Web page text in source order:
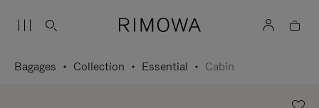
Bagages Collection Essential Cabin